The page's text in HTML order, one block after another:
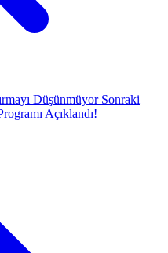
Düşünmüyor Sonraki
Açıklandı!